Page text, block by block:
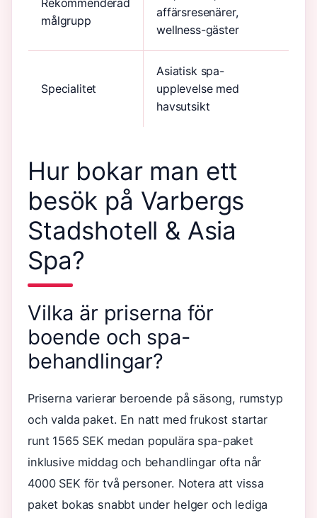
Rekommenderad
målgrupp
affärsresenärer,
wellness-gäster
Specialitet
Asiatisk spa-
upplevelse med
havsutsikt
Hur bokar man ett
besök på Varbergs
Stadshotell & Asia
Spa?
Vilka är priserna för
boende och spa-
behandlingar?
Priserna varierar beroende på säsong, rumstyp
och valda paket. En natt med frukost startar
runt 1565 SEK medan populära spa-paket
inklusive middag och behandlingar ofta når
4000 SEK för två personer. Notera att vissa
paket bokas snabbt under helger och lediga